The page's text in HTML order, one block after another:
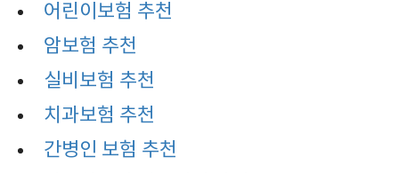
어린이보험 추천
암보험 추천
실비보험 추천
치과보험 추천
간병인 보험 추천